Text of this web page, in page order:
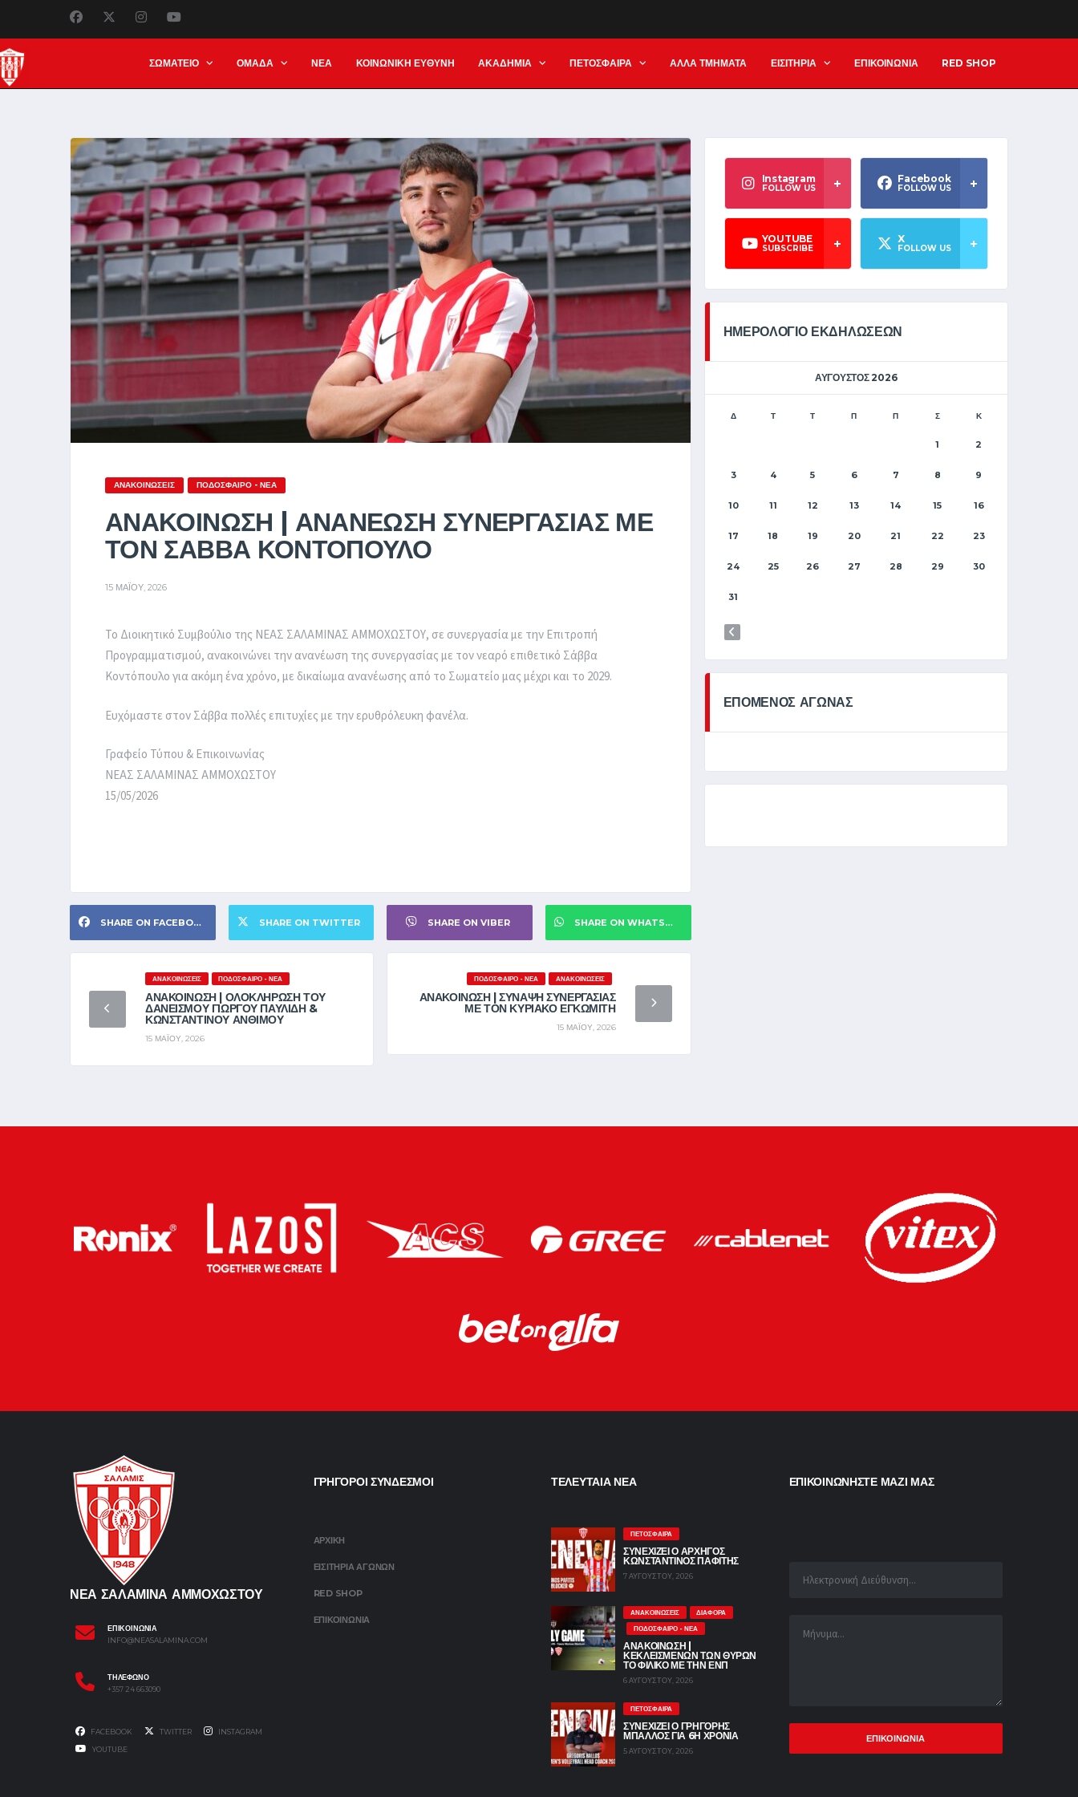
ΣΩΜΑΤΕΙΟ ΟΜΑΔΑ ΝΕΑ ΚΟΙΝΩΝΙΚΗ ΕΥΘΥΝΗ ΑΚΑΔΗΜΙΑ ΠΕΤΟΣΦΑΙΡΑ ΑΛΛΑ ΤΜΗΜΑΤΑ ΕΙΣΙΤΗΡΙΑ ΕΠΙΚΟΙΝΩΝΙΑ RED SHOP
ΑΝΑΚΟΙΝΏΣΕΙΣ ΠΟΔΌΣΦΑΙΡΟ - ΝΈΑ
ΑΝΑΚΟΙΝΩΣΗ | ΑΝΑΝΕΩΣΗ ΣΥΝΕΡΓΑΣΙΑΣ ΜΕ
ΤΟΝ ΣΑΒΒΑ ΚΟΝΤΟΠΟΥΛΟ
15 ΜΑΪ́ΟΥ, 2026
Το Διοικητικό Συμβούλιο της ΝΕΑΣ ΣΑΛΑΜΙΝΑΣ ΑΜΜΟΧΩΣΤΟΥ, σε συνεργασία με την Επιτροπή
Προγραμματισμού, ανακοινώνει την ανανέωση της συνεργασίας με τον νεαρό επιθετικό Σάββα
Κοντόπουλο για ακόμη ένα χρόνο, με δικαίωμα ανανέωσης από το Σωματείο μας μέχρι και το 2029.
Ευχόμαστε στον Σάββα πολλές επιτυχίες με την ερυθρόλευκη φανέλα.
Γραφείο Τύπου & Επικοινωνίας
ΝΕΑΣ ΣΑΛΑΜΙΝΑΣ ΑΜΜΟΧΩΣΤΟΥ
15/05/2026
SHARE ON FACEBOOK SHARE ON TWITTER SHARE ON VIBER SHARE ON WHATSAPP
ΑΝΑΚΟΙΝΏΣΕΙΣ ΠΟΔΌΣΦΑΙΡΟ - ΝΈΑ
ΑΝΑΚΟΙΝΩΣΗ | ΟΛΟΚΛΗΡΩΣΗ ΤΟΥ
ΔΑΝΕΙΣΜΟΥ ΓΙΩΡΓΟΥ ΠΑΥΛΙΔΗ &
ΚΩΝΣΤΑΝΤΙΝΟΥ ΑΝΘΙΜΟΥ
15 ΜΑΪ́ΟΥ, 2026
ΑΝΑΚΟΙΝΏΣΕΙΣ
ΠΟΔΌΣΦΑΙΡΟ - ΝΈΑ
ΑΝΑΚΟΙΝΩΣΗ | ΣΥΝΑΨΗ ΣΥΝΕΡΓΑΣΙΑΣ
ΜΕ ΤΟΝ ΚΥΡΙΑΚΟ ΕΓΚΩΜΙΤΗ
15 ΜΑΪ́ΟΥ, 2026
Instagram
FOLLOW US
Facebook
FOLLOW US
YOUTUBE
SUBSCRIBE
X
FOLLOW US
ΗΜΕΡΟΛΟΓΙΟ ΕΚΔΗΛΩΣΕΩΝ
ΑΎΓΟΥΣΤΟΣ 2026
Δ Τ Τ Π Π Σ Κ
1 2
3 4 5 6 7 8 9
10 11 12 13 14 15 16
17 18 19 20 21 22 23
24 25 26 27 28 29 30
31
ΕΠΟΜΕΝΟΣ ΑΓΩΝΑΣ
ΝΕΑ ΣΑΛΑΜΙΝΑ ΑΜΜΟΧΩΣΤΟΥ
ΕΠΙΚΟΙΝΩΝΙΑ
INFO@NEASALAMINA.COM
ΤΗΛΕΦΩΝΟ
+357 24 663090
FACEBOOK TWITTER INSTAGRAM
YOUTUBE
ΓΡΗΓΟΡΟΙ ΣΥΝΔΕΣΜΟΙ
ΑΡΧΙΚΗ
ΕΙΣΙΤΗΡΙΑ ΑΓΩΝΩΝ
RED SHOP
ΕΠΙΚΟΙΝΩΝΙΑ
ΤΕΛΕΥΤΑΙΑ ΝΕΑ
ΠΕΤΌΣΦΑΙΡΑ
ΣΥΝΕΧΙΖΕΙ Ο ΑΡΧΗΓΟΣ
ΚΩΝΣΤΑΝΤΙΝΟΣ ΠΑΦΙΤΗΣ
7 ΑΥΓΟΎΣΤΟΥ, 2026
ΑΝΑΚΟΙΝΏΣΕΙΣ
ΔΙΆΦΟΡΑ
ΠΟΔΌΣΦΑΙΡΟ - ΝΈΑ
ΑΝΑΚΟΙΝΩΣΗ |
ΚΕΚΛΕΙΣΜΕΝΩΝ ΤΩΝ ΘΥΡΩΝ
ΤΟ ΦΙΛΙΚΟ ΜΕ ΤΗΝ ΕΝΠ
6 ΑΥΓΟΎΣΤΟΥ, 2026
ΠΕΤΌΣΦΑΙΡΑ
ΣΥΝΕΧΙΖΕΙ Ο ΓΡΗΓΟΡΗΣ
ΜΠΑΛΛΟΣ ΓΙΑ 6Η ΧΡΟΝΙΑ
5 ΑΥΓΟΎΣΤΟΥ, 2026
ΕΠΙΚΟΙΝΩΝΗΣΤΕ ΜΑΖΙ ΜΑΣ